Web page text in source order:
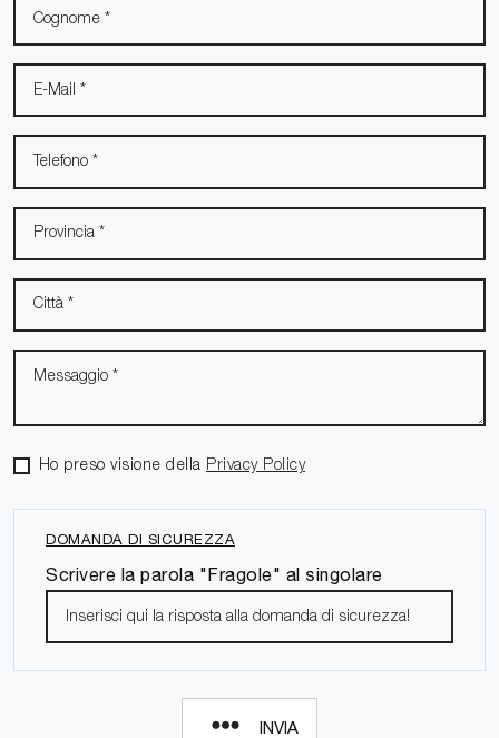
Ho preso visione della Privacy Policy
DOMANDA DI SICUREZZA
Scrivere la parola "Fragole" al singolare
INVIA